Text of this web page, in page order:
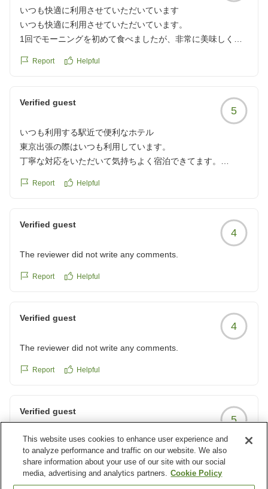
いつも快適に利用させていただいています
いつも快適に利用させていただいています。
1回でモーニングを初めて食べましたが、非常に美味しく満
クチコミの詳細はこちらから
Report Helpful
Verified guest
5
いつも利用する駅近で便利なホテル
東京出張の際はいつも利用しています。
丁寧な対応をいただいて気持ちよく宿泊できてます。
Report Helpful
Verified guest
4
The reviewer did not write any comments.
Report Helpful
Verified guest
4
The reviewer did not write any comments.
Report Helpful
Verified guest
5
コスパ最高ホテル閉館残念
非常にコスパに優れたホテルでした。
閉館されたとのことでとても残念です。
クチコミの詳細はこちらから
This website uses cookies to enhance user experience and
to analyze performance and traffic on our website. We also
share information about your use of our site with our social
media, advertising and analytics partners. Cookie Policy